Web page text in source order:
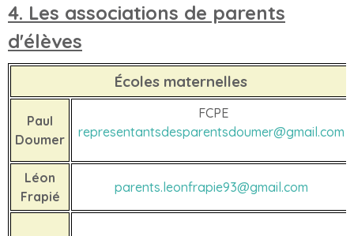
4. Les associations de parents
d'élèves
Écoles maternelles
Paul
Doumer
FCPE
representantsdesparentsdoumer@gmail.com
Léon
Frapié
parents.leonfrapie93@gmail.com